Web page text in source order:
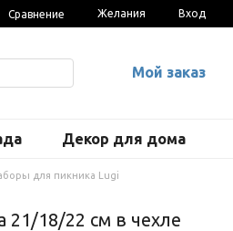
Сравнение Желания Вход
Мой заказ
Декор для дома
для пикника Lugi
21/18/22 см в чехле